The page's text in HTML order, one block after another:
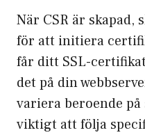
När CSR är
för att initiera
får ditt SSL-
det på din
variera beroende
viktigt att följa